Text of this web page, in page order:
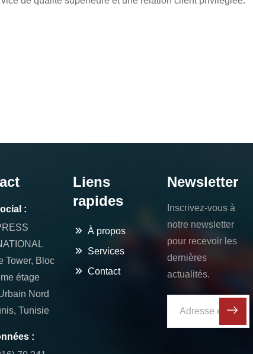
:
Tower, Bloc
étage
Nord
Tunisie
:
Liens
rapides
À propos
Services
Contact
Newsletter
Inscrivez-vous à
notre newsletter
pour recevoir les
dernières
actualités.